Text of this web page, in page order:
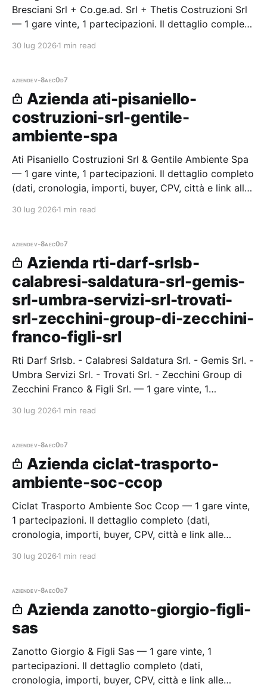
Bresciani Srl + Co.ge.ad. Srl + Thetis Costruzioni Srl
— 1 gare vinte, 1 partecipazioni. Il dettaglio completo
30 lug 2026 1 min read
aziendev-8aec0d7
Azienda ati-pisaniello-
costruzioni-srl-gentile-
ambiente-spa
Ati Pisaniello Costruzioni Srl & Gentile Ambiente Spa
— 1 gare vinte, 1 partecipazioni. Il dettaglio completo
(dati, cronologia, importi, buyer, CPV, città e link alle
30 lug 2026 1 min read
aziendev-8aec0d7
Azienda rti-darf-srlsb-
calabresi-saldatura-srl-gemis-
srl-umbra-servizi-srl-trovati-
srl-zecchini-group-di-zecchini-
franco-figli-srl
Rti Darf Srlsb. - Calabresi Saldatura Srl. - Gemis Srl. -
Umbra Servizi Srl. - Trovati Srl. - Zecchini Group di
Zecchini Franco & Figli Srl. — 1 gare vinte, 1
cronologia, impo
30 lug 2026 1 min read
aziendev-8aec0d7
Azienda ciclat-trasporto-
ambiente-soc-ccop
Ciclat Trasporto Ambiente Soc Ccop — 1 gare vinte,
1 partecipazioni. Il dettaglio completo (dati,
cronologia, importi, buyer, CPV, città e link alle
30 lug 2026 1 min read
aziendev-8aec0d7
Azienda zanotto-giorgio-figli-
sas
Zanotto Giorgio & Figli Sas — 1 gare vinte, 1
partecipazioni. Il dettaglio completo (dati,
cronologia, importi, buyer, CPV, città e link alle